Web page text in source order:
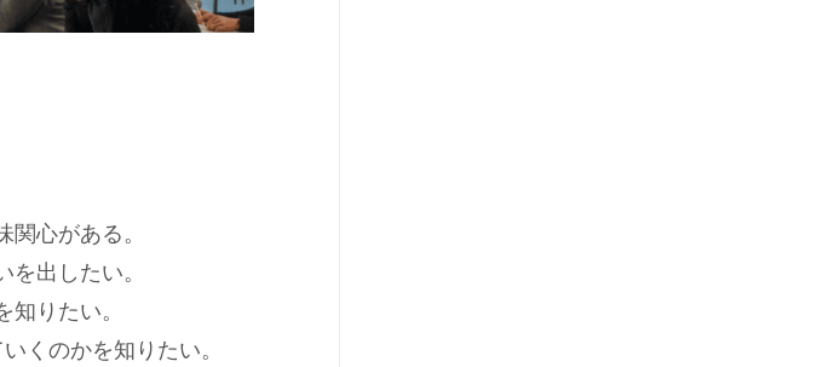
心がある。
出したい。
りたい。
くのかを知りたい。